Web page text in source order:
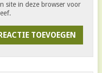
site in deze browser voor